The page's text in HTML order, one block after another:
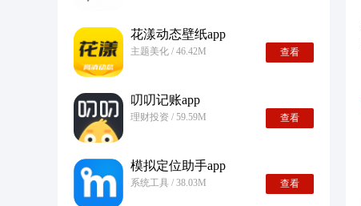
花漾动态壁纸app
主题美化 / 46.42M 查看
叨叨记账app
理财投资 / 59.59M 查看
模拟定位助手app
系统工具 / 38.03M 查看